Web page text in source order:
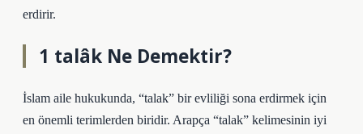
erdirir.
1 talâk Ne Demektir?
İslam aile hukukunda, “talak” bir evliliği sona erdirmek için
en önemli terimlerden biridir. Arapça “talak” kelimesinin iyi